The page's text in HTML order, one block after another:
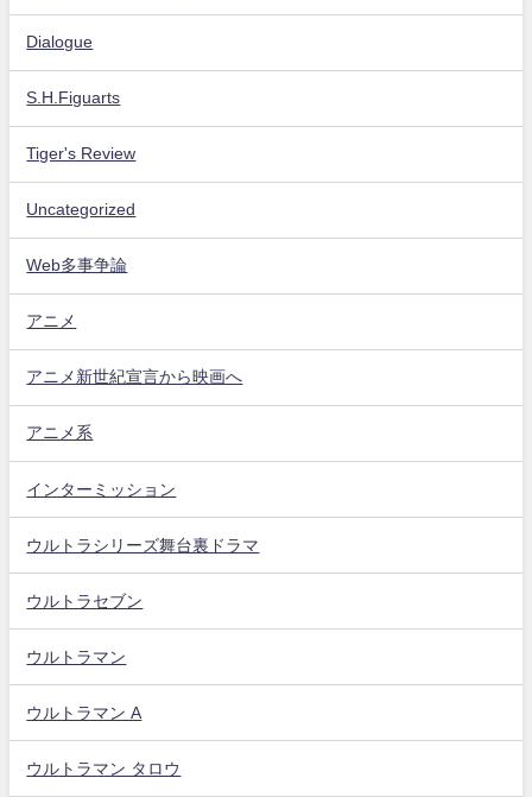
Dialogue
S.H.Figuarts
Tiger's Review
Uncategorized
Web多事争論
アニメ
アニメ新世紀宣言から映画へ
アニメ系
インターミッション
ウルトラシリーズ舞台裏ドラマ
ウルトラセブン
ウルトラマン
ウルトラマン A
ウルトラマン タロウ